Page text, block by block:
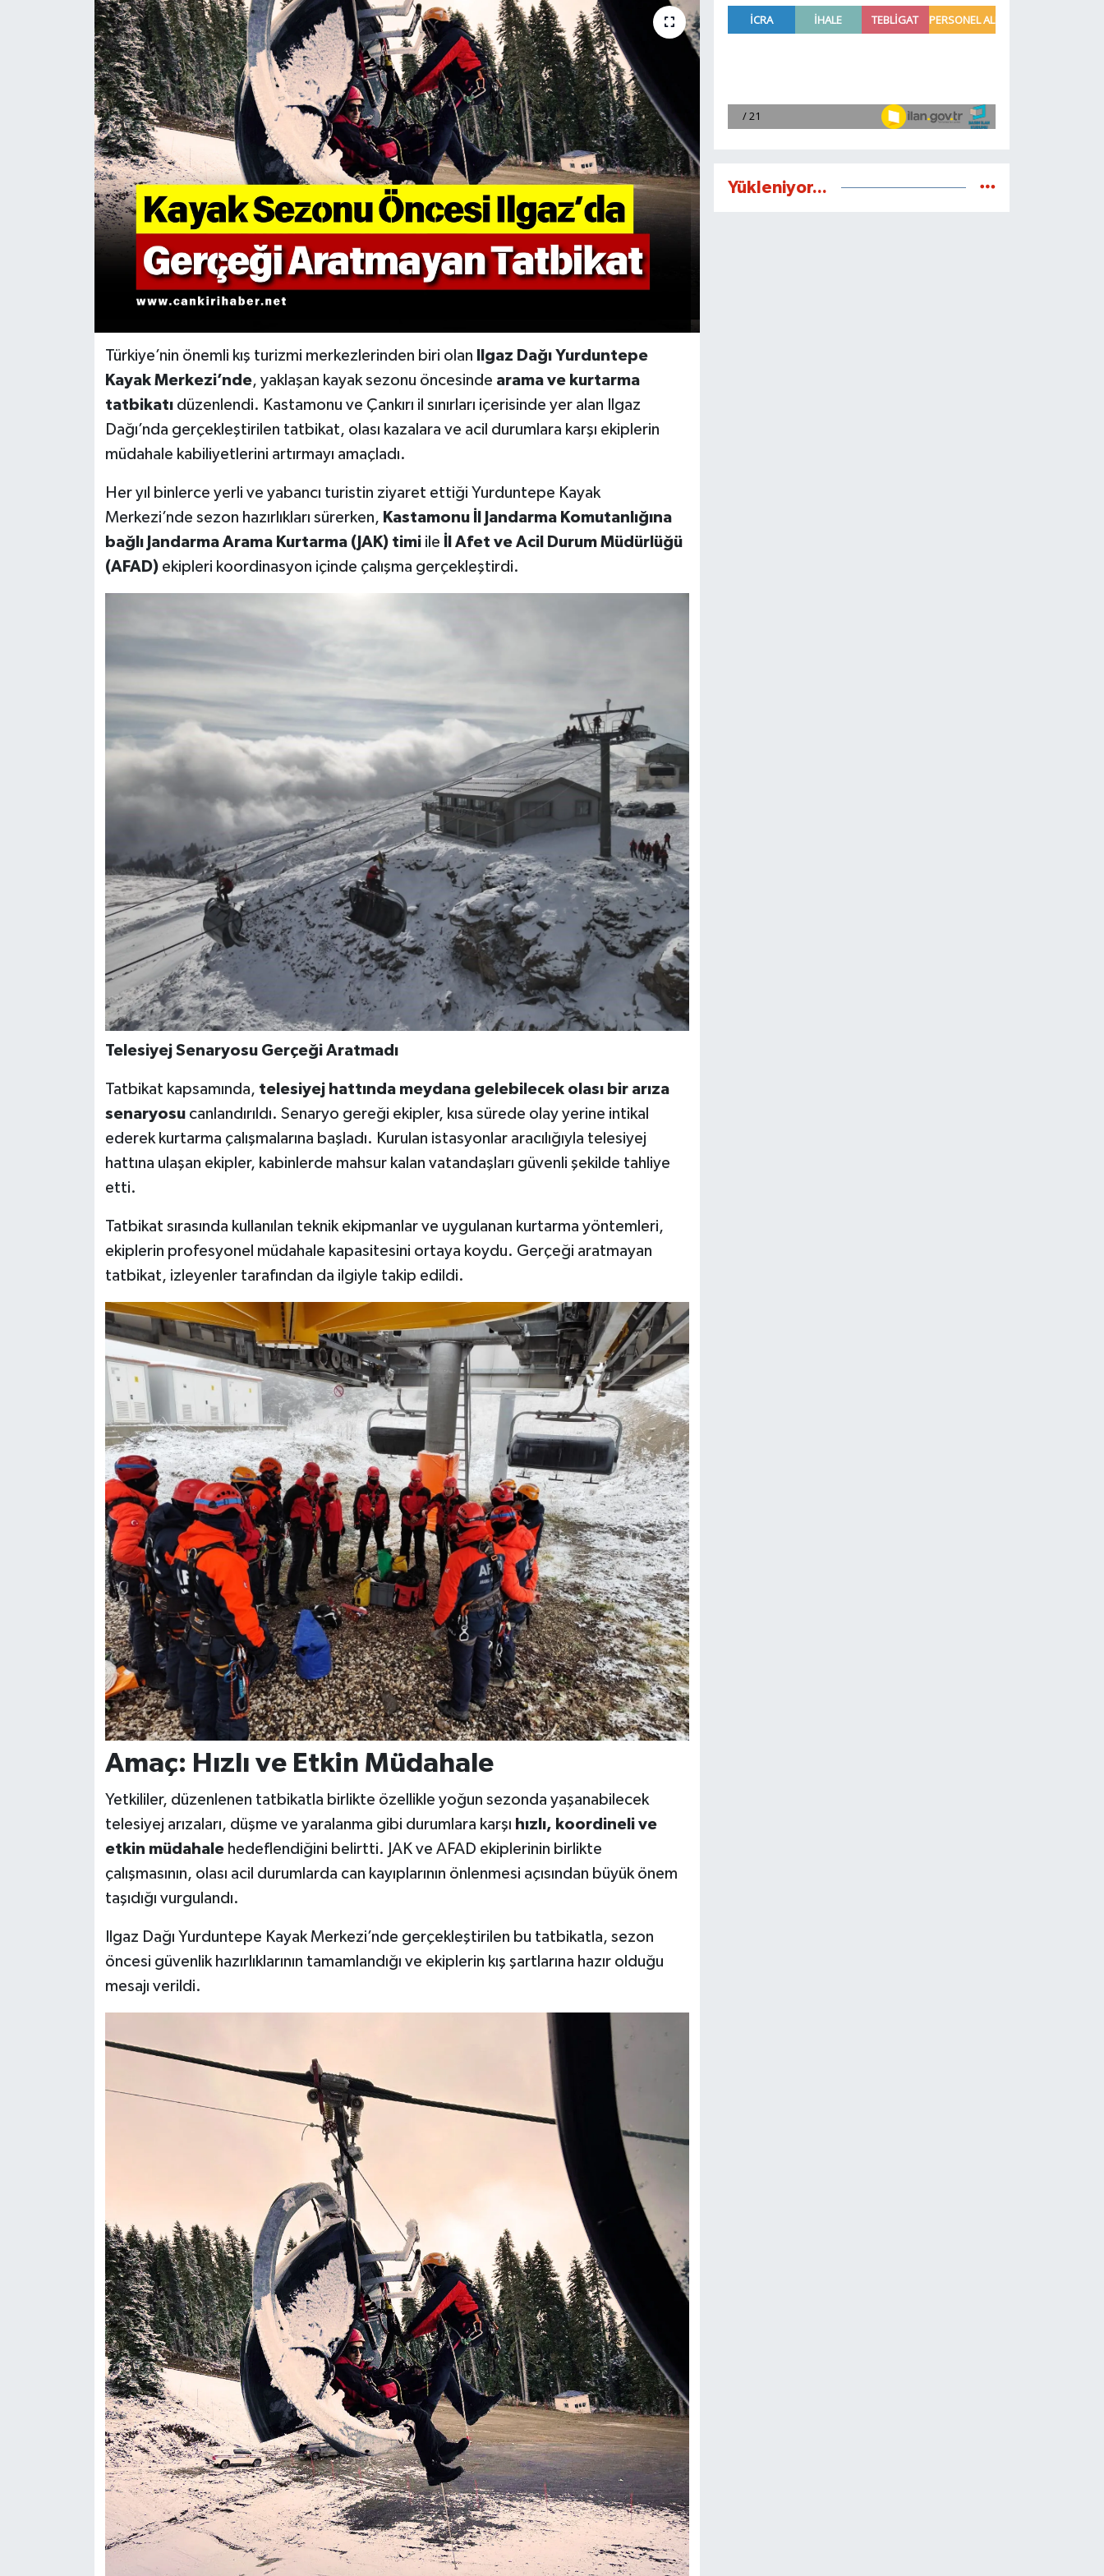
Türkiye’nin önemli kış turizmi merkezlerinden biri olan
Ilgaz Dağı Yurduntepe
Kayak Merkezi’nde, yaklaşan kayak sezonu öncesinde arama ve kurtarma
tatbikatıdüzenlendi. Kastamonu ve Çankırı il sınırları içerisinde yer alan Ilgaz
Dağı’nda gerçekleştirilen tatbikat, olası kazalara ve acil durumlara karşı ekiplerin
müdahale kabiliyetlerini artırmayı amaçladı.
Her yıl binlerce yerli ve yabancı turistin ziyaret ettiği Yurduntepe Kayak
Merkezi’nde sezon hazırlıkları sürerken, Kastamonu İl Jandarma Komutanlığına
bağlı Jandarma Arama Kurtarma (JAK) timiile
İl Afet ve Acil Durum Müdürlüğü
(AFAD)ekipleri koordinasyon içinde çalışma gerçekleştirdi.
Telesiyej Senaryosu Gerçeği Aratmadı
Tatbikat kapsamında, telesiyej hattında meydana gelebilecek olası bir arıza
senaryosucanlandırıldı. Senaryo gereği ekipler, kısa sürede olay yerine intikal
ederek kurtarma çalışmalarına başladı. Kurulan istasyonlar aracılığıyla telesiyej
hattına ulaşan ekipler, kabinlerde mahsur kalan vatandaşları güvenli şekilde tahliye
etti.
Tatbikat sırasında kullanılan teknik ekipmanlar ve uygulanan kurtarma yöntemleri,
ekiplerin profesyonel müdahale kapasitesini ortaya koydu. Gerçeği aratmayan
tatbikat, izleyenler tarafından da ilgiyle takip edildi.
Amaç: Hızlı ve Etkin Müdahale
Yetkililer, düzenlenen tatbikatla birlikte özellikle yoğun sezonda yaşanabilecek
telesiyej arızaları, düşme ve yaralanma gibi durumlara karşı hızlı, koordineli ve
etkin müdahalehedeflendiğini belirtti. JAK ve AFAD ekiplerinin birlikte
çalışmasının, olası acil durumlarda can kayıplarının önlenmesi açısından büyük önem
taşıdığı vurgulandı.
Ilgaz Dağı Yurduntepe Kayak Merkezi’nde gerçekleştirilen bu tatbikatla, sezon
öncesi güvenlik hazırlıklarının tamamlandığı ve ekiplerin kış şartlarına hazır olduğu
mesajı verildi.
Yükleniyor...
KÜLTÜR SANAT
MAGAZİN
SAĞLIK
SİYASET
TEKNOLOJİ
VİZYONDAKİLER